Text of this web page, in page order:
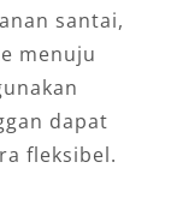
santai,
menuju
dapat
fleksibel.